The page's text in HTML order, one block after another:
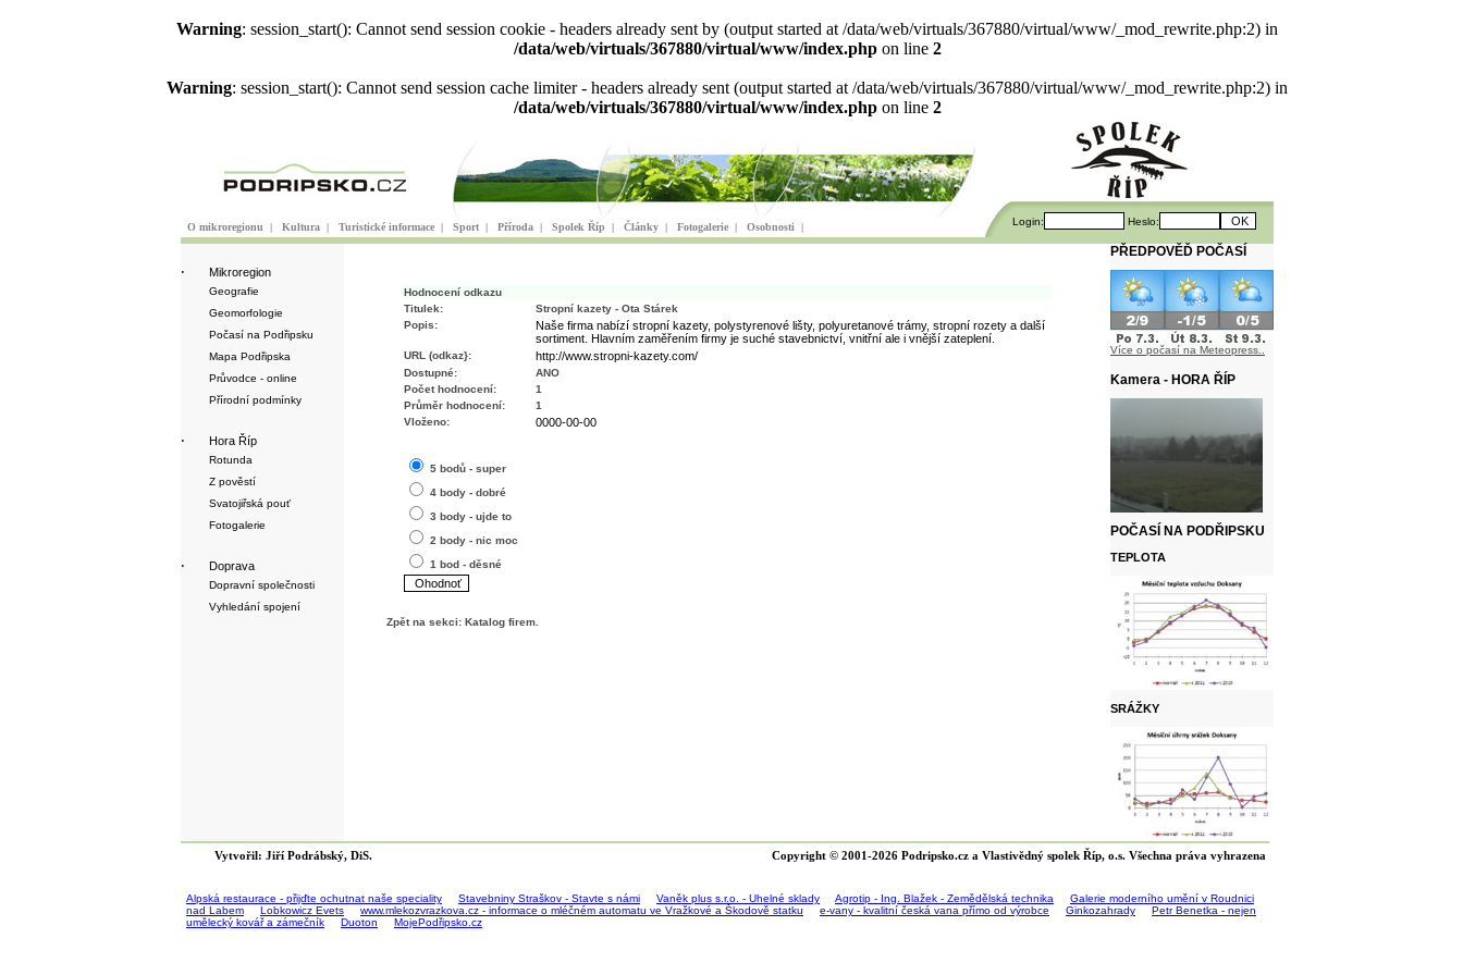
Warning: session_start(): Cannot send session cookie - headers already sent by (output started at /data/web/virtuals/367880/virtual/www/_mod_rewrite.php:2) in
/data/web/virtuals/367880/virtual/www/index.phpon line 2
Warning: session_start(): Cannot send session cache limiter - headers already sent (output started at /data/web/virtuals/367880/virtual/www/_mod_rewrite.php:2) in
/data/web/virtuals/367880/virtual/www/index.phpon line 2
O mikroregionu | Kultura | Turistické informace | Sport | Příroda | Spolek Říp | Články | Fotogalerie | Osobnosti | Login: Heslo:
· Mikroregion
Geografie
Geomorfologie
Počasí na Podřipsku
Mapa Podřipska
Průvodce - online
Přírodní podmínky
· Hora Říp
Rotunda
Z pověstí
Svatojiřská pouť
Fotogalerie
· Doprava
Dopravní společnosti
Vyhledání spojení
Hodnocení odkazu
Titulek:
Stropní kazety - Ota Stárek
Popis:
Naše firma nabízí stropní kazety, polystyrenové lišty, polyuretanové trámy, stropní rozety a další
sortiment. Hlavním zaměřením firmy je suché stavebnictví, vnitřní ale i vnější zateplení.
URL (odkaz}: http://www.stropni-kazety.com/
Dostupné:
ANO
Počet hodnocení:
1
Průměr hodnocení:
1
Vloženo:
0000-00-00
5 bodů - super
4 body - dobré
3 body - ujde to
2 body - nic moc
1 bod - děsné
Zpět na sekci: Katalog firem.
PŘEDPOVĚĎ POČASÍ
Více o počasí na Meteopress..
Kamera - HORA ŘÍP
POČASÍ NA PODŘIPSKU
TEPLOTA
SRÁŽKY
Vytvořil: Jiří Podrábský, DiS. Copyright © 2001-2026 Podripsko.cz a Vlastivědný spolek Říp, o.s. Všechna práva vyhrazena
Alpská restaurace - přijďte ochutnat naše speciality Stavebniny Straškov - Stavte s námi Vaněk plus s.r.o. - Uhelné sklady Agrotip - Ing. Blažek - Zemědělská technika
Galerie moderního umění v Roudnici
nad Labem
Lobkowicz Evets www.mlekozvrazkova.cz - informace o mléčném automatu ve Vražkové a Škodově statku e-vany - kvalitní česká vana přímo od výrobce Ginkozahrady
Petr Benetka - nejen
umělecký kovář a zámečník
Duoton MojePodřipsko.cz